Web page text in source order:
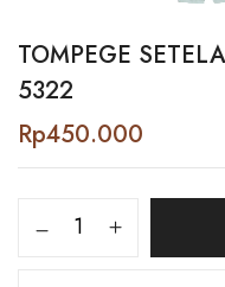
TOMPEGE
5322
Rp450.000
Tompege
Setelan